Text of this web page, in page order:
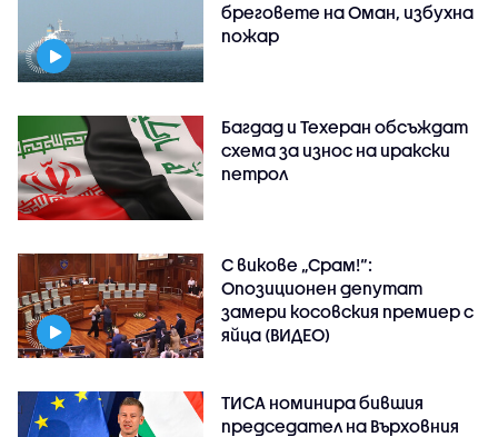
бреговете на Оман, избухна
пожар
Багдад и Техеран обсъждат
схема за износ на иракски
петрол
С викове „Срам!“:
Опозиционен депутат
замери косовския премиер с
яйца (ВИДЕО)
ТИСА номинира бившия
председател на Върховния